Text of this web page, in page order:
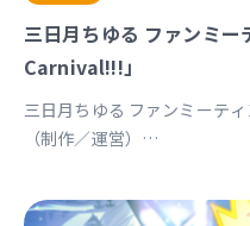
三日月ちゆる ファンミ
Carnival!!!」
三日月ちゆる ファンミーテ
（制作／運営）